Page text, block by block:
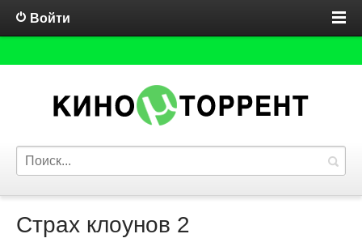
Войти
Страх клоунов 2